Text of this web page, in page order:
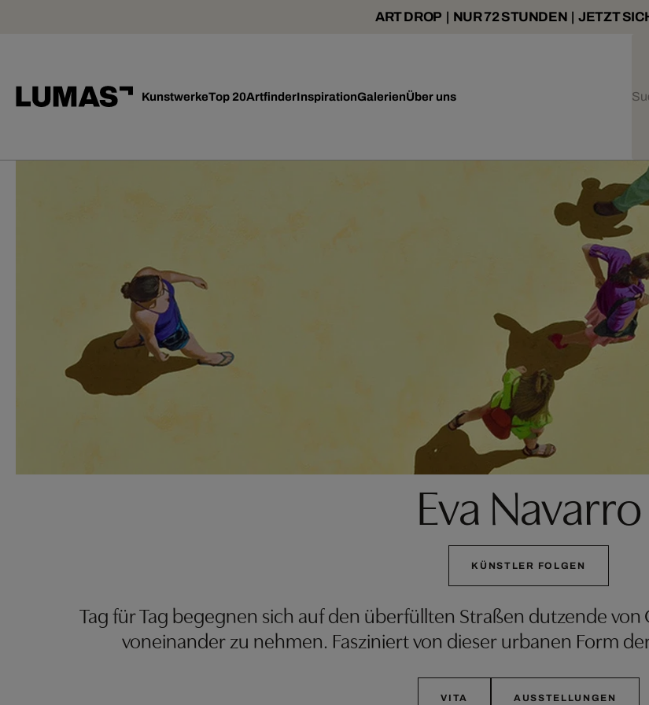
ART DROP | NUR 72 STUNDEN | JETZT
KunstwerkeTop 20ArtfinderInspirationGalerienÜber uns
Eva Navarro
KÜNSTLER FOLGEN
Tag für Tag begegnen sich auf den überfüllten Straßen dutzende
voneinander zu nehmen. Fasziniert von dieser urbanen Form
VITA AUSSTELLUNGEN